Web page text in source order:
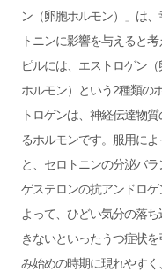
ン（卵胞ホルモン）」は
トニンに影響を与えると考
ピルには、エストロゲン
ホルモン）という2種類の
トロゲンは、神経伝達物
るホルモンです。服用に
と、セロトニンの分泌バ
ゲステロンの抗アンドロ
よって、ひどい気分の落
きないといったうつ症状
み始めの時期に現れやす